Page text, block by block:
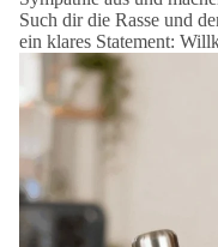
Such dir die Rasse und
ein klares Statement: